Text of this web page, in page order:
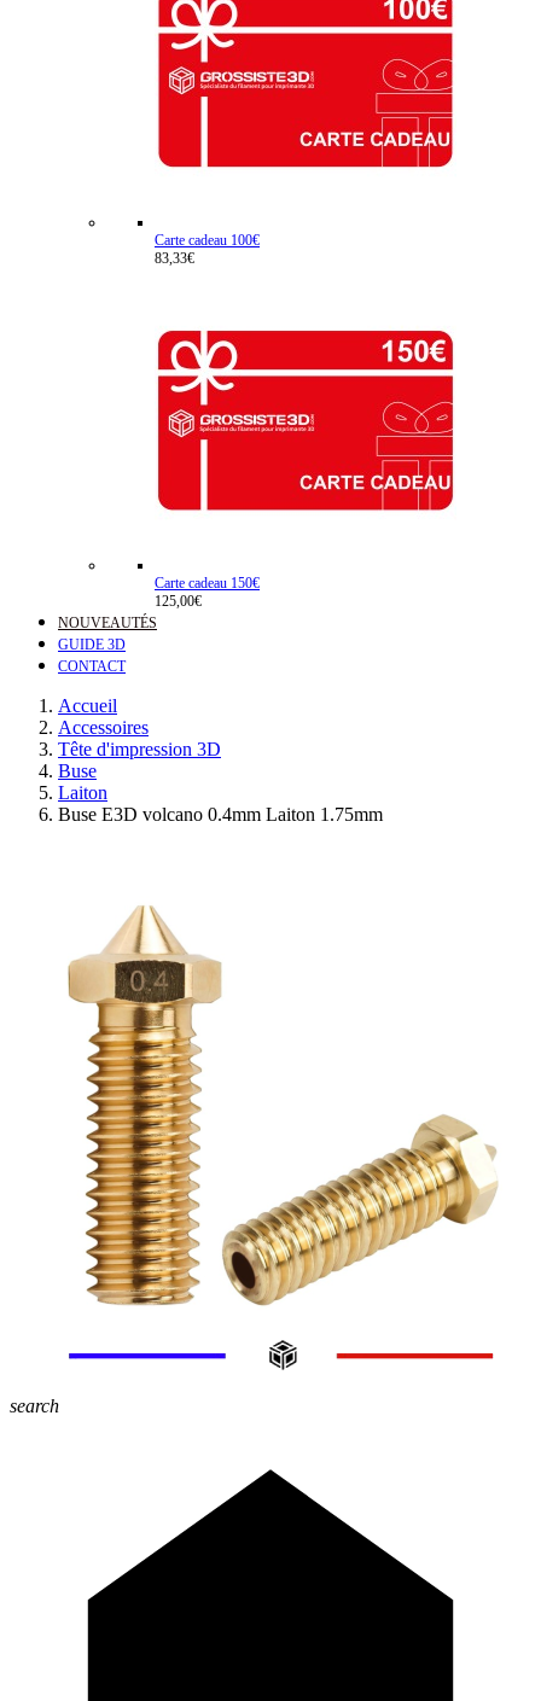
Carte cadeau 100€
83,33€
Carte cadeau 150€
125,00€
NOUVEAUTÉS
GUIDE 3D
CONTACT
Accueil
Accessoires
Tête d'impression 3D
Buse
Laiton
Buse E3D volcano 0.4mm Laiton 1.75mm
search